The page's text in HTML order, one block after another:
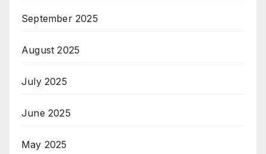
September 2025
August 2025
July 2025
June 2025
May 2025